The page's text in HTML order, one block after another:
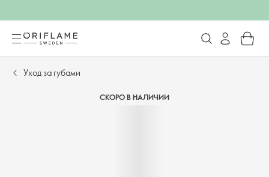
Уход за губами
СКОРО В НАЛИЧИИ